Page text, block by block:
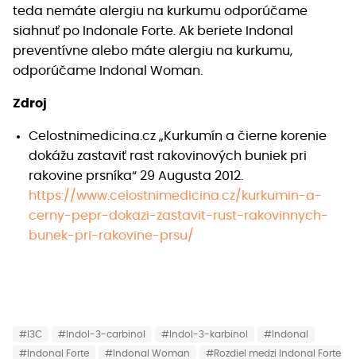
teda nemáte alergiu na kurkumu odporúčame
siahnuť po Indonale Forte. Ak beriete Indonal
preventívne alebo máte alergiu na kurkumu,
odporúčame Indonal Woman.
Zdroj
Celostnimedicina.cz „Kurkumín a čierne korenie
dokážu zastaviť rast rakovinových buniek pri
rakovine prsníka“ 29 Augusta 2012.
https://www.celostnimedicina.cz/kurkumin-a-
cerny-pepr-dokazi-zastavit-rust-rakovinnych-
bunek-pri-rakovine-prsu/
#I3C #Indol-3-carbinol #Indol-3-karbinol
#Indonal
#Indonal Forte
#Indonal Woman
#Rozdiel medzi Indonal Forte